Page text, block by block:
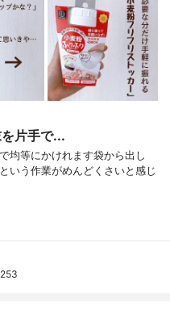
片手で...
均等にかけれます袋から出し
いう作業がめんどくさいと感じ